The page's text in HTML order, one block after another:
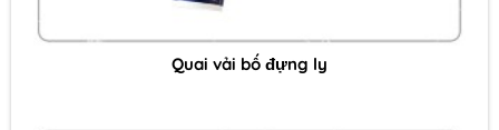
Quai vải bố đựng ly